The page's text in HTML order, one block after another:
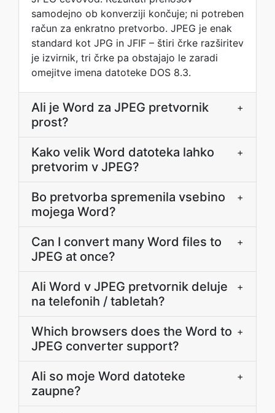
samodejno ob konverziji končuje; ni potreben
račun za enkratno pretvorbo. JPEG je enak
standard kot JPG in JFIF – štiri črke razširitev
je izvirnik, tri črke pa obstajajo le zaradi
omejitve imena datoteke DOS 8.3.
Ali je Word za JPEG pretvornik
prost?
+
Kako velik Word datoteka lahko
pretvorim v JPEG?
+
Bo pretvorba spremenila vsebino
mojega Word?
+
Can I convert many Word files to
JPEG at once?
+
Ali Word v JPEG pretvornik deluje
na telefonih / tabletah?
+
Which browsers does the Word to
JPEG converter support?
+
Ali so moje Word datoteke
zaupne?
+